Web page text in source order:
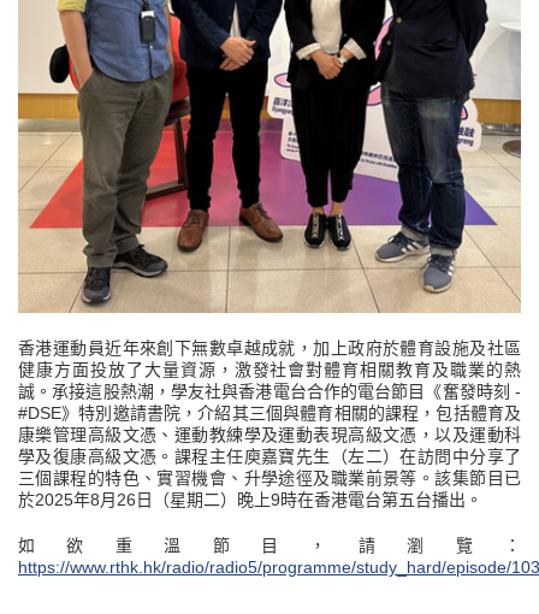
香港運動員近年來創下無數卓越成就，加上政府於體育設施及社區
健康方面投放了大量資源，激發社會對體育相關教育及職業的熱
誠。承接這股熱潮，學友社與香港電台合作的電台節目《奮發時刻 -
#DSE》特別邀請書院，介紹其三個與體育相關的課程，包括體育及
康樂管理高級文憑、運動教練學及運動表現高級文憑，以及運動科
學及復康高級文憑。課程主任庾嘉寶先生（左二）在訪問中分享了
三個課程的特色、實習機會、升學途徑及職業前景等。該集節目已
於2025年8月26日（星期二）晚上9時在香港電台第五台播出。
如欲重溫節目，請瀏覽：
https://www.rthk.hk/radio/radio5/programme/study_hard/episode/